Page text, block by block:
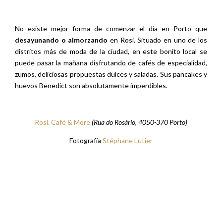
No existe mejor forma de comenzar el día en Porto que
desayunando o almorzando en Rosi. Situado en uno de los
distritos más de moda de la ciudad, en este bonito local se
puede pasar la mañana disfrutando de cafés de especialidad,
zumos, deliciosas propuestas dulces y saladas. Sus pancakes y
huevos Benedict son absolutamente imperdibles.
Rosi. Café & More(Rua do Rosário, 4050-370 Porto)
Fotografía Stéphane Lutier